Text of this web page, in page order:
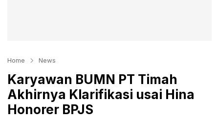
Home News
Karyawan BUMN PT Timah
Akhirnya Klarifikasi usai Hina
Honorer BPJS